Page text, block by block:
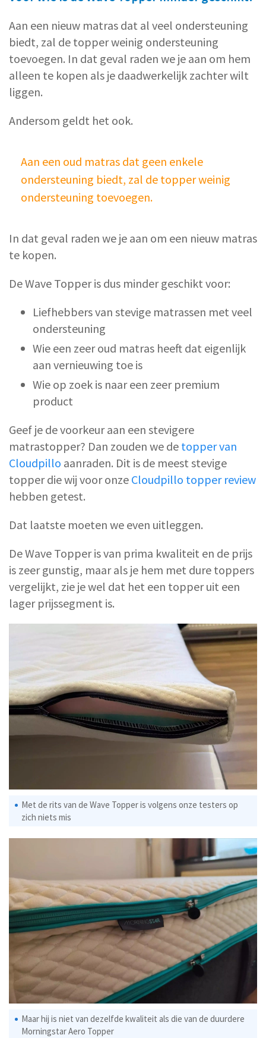
Aan een nieuw matras dat al veel ondersteuning
biedt, zal de topper weinig ondersteuning
toevoegen. In dat geval raden we je aan om hem
alleen te kopen als je daadwerkelijk zachter wilt
liggen.
Andersom geldt het ook.
Aan een oud matras dat geen enkele
ondersteuning biedt, zal de topper weinig
ondersteuning toevoegen.
In dat geval raden we je aan om een nieuw matras
te kopen.
De Wave Topper is dus minder geschikt voor:
Liefhebbers van stevige matrassen met veel
ondersteuning
Wie een zeer oud matras heeft dat eigenlijk
aan vernieuwing toe is
Wie op zoek is naar een zeer premium
product
Geef je de voorkeur aan een stevigere
matrastopper? Dan zouden we de topper van
Cloudpillo aanraden. Dit is de meest stevige
topper die wij voor onze Cloudpillo topper review
hebben getest.
Dat laatste moeten we even uitleggen.
De Wave Topper is van prima kwaliteit en de prijs
is zeer gunstig, maar als je hem met dure toppers
vergelijkt, zie je wel dat het een topper uit een
lager prijssegment is.
Met de rits van de Wave Topper is volgens onze testers op
zich niets mis
Maar hij is niet van dezelfde kwaliteit als die van de duurdere
Morningstar Aero Topper